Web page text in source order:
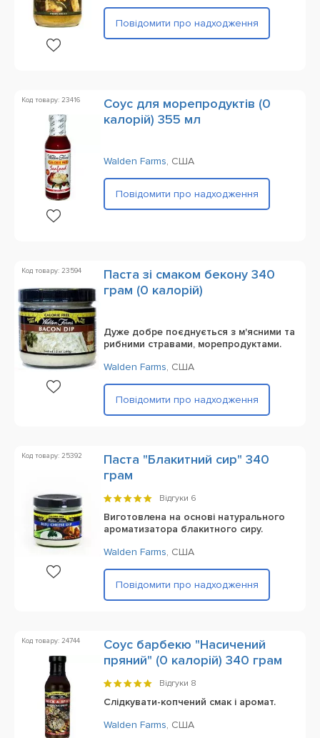
Повідомити про надходження
Код товару: 23416
Соус для морепродуктів (0
калорій) 355 мл
Walden Farms, США
Повідомити про надходження
Код товару: 23594
Паста зі смаком бекону 340
грам (0 калорій)
Дуже добре поєднується з м'ясними та
рибними стравами, морепродуктами.
Walden Farms, США
Повідомити про надходження
Код товару: 25392
Паста "Блакитний сир" 340
грам
Відгуки 6
Виготовлена ​​на основі натурального
ароматизатора блакитного сиру.
Walden Farms, США
Повідомити про надходження
Код товару: 24744
Соус барбекю "Насичений
пряний" (0 калорій) 340 грам
Відгуки 8
Слідкувати-копчений смак і аромат.
Walden Farms, США